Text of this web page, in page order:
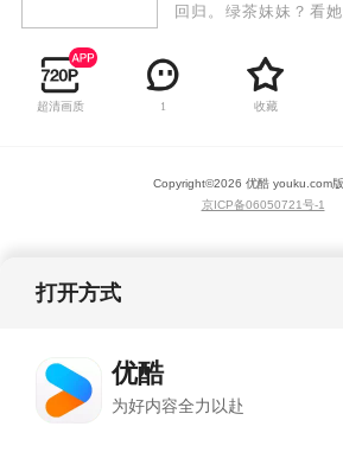
回归。绿茶妹妹？看
鬼？
超清画质 1 收藏
Copyright©2026 优酷 youku.com
京ICP备06050721号-1
打开方式
优酷
为好内容全力以赴